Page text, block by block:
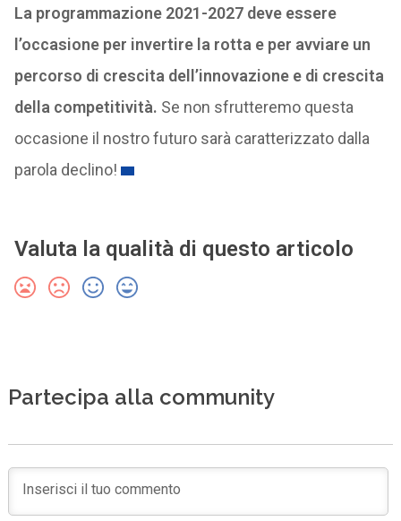
La programmazione 2021-2027 deve essere
l’occasione per invertire la rotta e per avviare un
percorso di crescita dell’innovazione e di crescita
della competitività. Se non sfrutteremo questa
occasione il nostro futuro sarà caratterizzato dalla
parola declino!
Valuta la qualità di questo articolo
Partecipa alla community